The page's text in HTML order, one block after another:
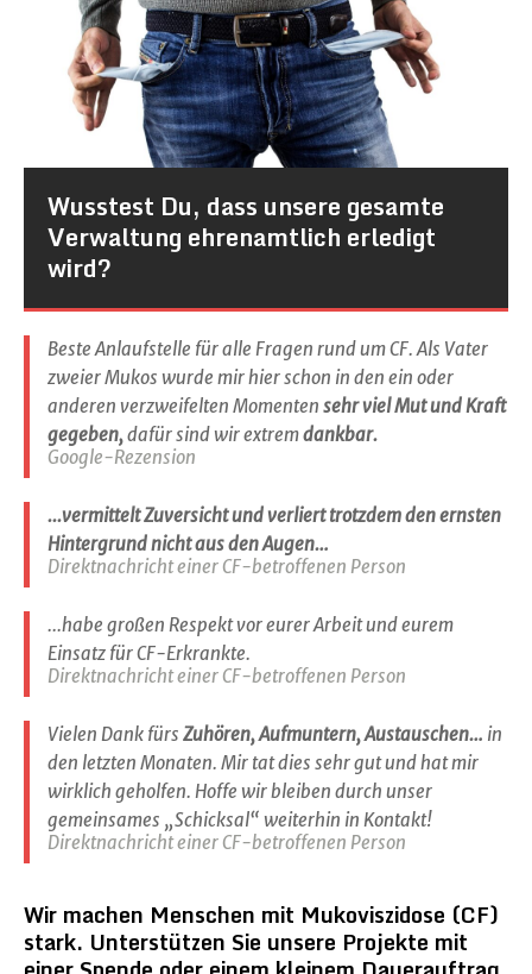
Wusstest Du, dass unsere gesamte
Verwaltung ehrenamtlich erledigt
wird?
Beste Anlaufstelle für alle Fragen rund um CF. Als Vater
zweier Mukos wurde mir hier schon in den ein oder
anderen verzweifelten Momenten sehr viel Mut und Kraft
gegeben,dafür sind wir extremdankbar.
Google-Rezension
...vermittelt Zuversicht und verliert trotzdem den ernsten
Hintergrund nicht aus den Augen…
Direktnachricht einer CF-betroffenen Person
...habe großen Respekt vor eurer Arbeit und eurem
Einsatz für CF-Erkrankte.
Direktnachricht einer CF-betroffenen Person
Vielen Dank fürs Zuhören, Aufmuntern, Austauschen… in
den letzten Monaten. Mir tat dies sehr gut und hat mir
wirklich geholfen. Hoffe wir bleiben durch unser
gemeinsames „Schicksal“ weiterhin in Kontakt!
Direktnachricht einer CF-betroffenen Person
Wir machen Menschen mit Mukoviszidose (CF)
stark. Unterstützen Sie unsere Projekte mit